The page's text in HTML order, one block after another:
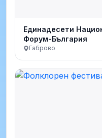
Единадесети
Форум-България
Габрово